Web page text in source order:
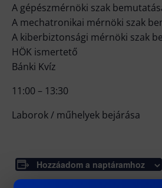
A gépészmérnöki szak
A mechatronikai mérnöki szak
A kiberbiztonsági mérnöki szak
HÖK ismertető
Bánki Kvíz
11:00 – 13:30
Laborok / műhelyek bejárása
Hozzáadom a naptáramhoz